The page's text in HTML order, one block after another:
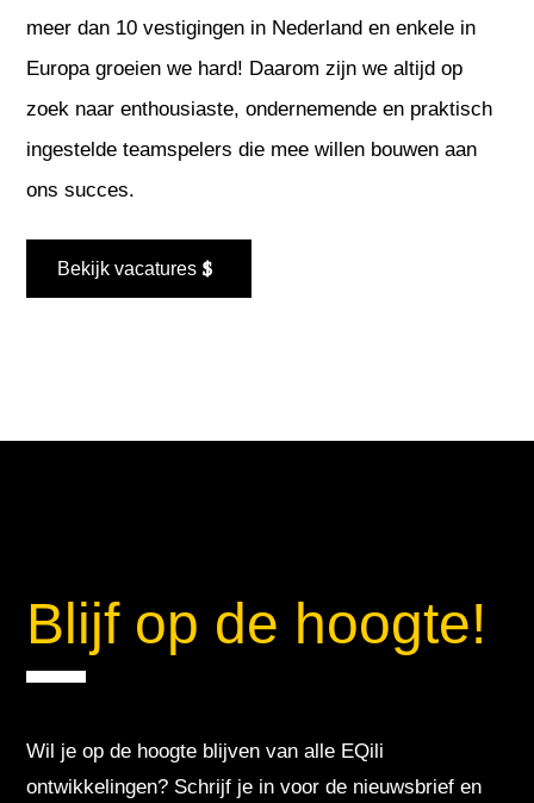
meer dan 10 vestigingen in Nederland en enkele in
Europa groeien we hard! Daarom zijn we altijd op
zoek naar enthousiaste, ondernemende en praktisch
ingestelde teamspelers die mee willen bouwen aan
ons succes.
Bekijk vacatures
Blijf op de hoogte!
Wil je op de hoogte blijven van alle EQili
ontwikkelingen? Schrijf je in voor de nieuwsbrief en